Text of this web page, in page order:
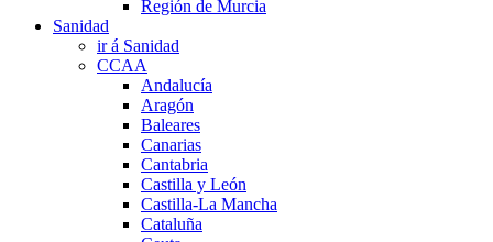
Región de Murcia
Sanidad
ir á Sanidad
CCAA
Andalucía
Aragón
Baleares
Canarias
Cantabria
Castilla y León
Castilla-La Mancha
Cataluña